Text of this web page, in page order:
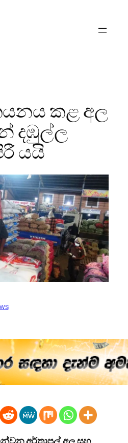
කළ අල
දඹුල්ල
යයි
අර්තාපල් අල සහ